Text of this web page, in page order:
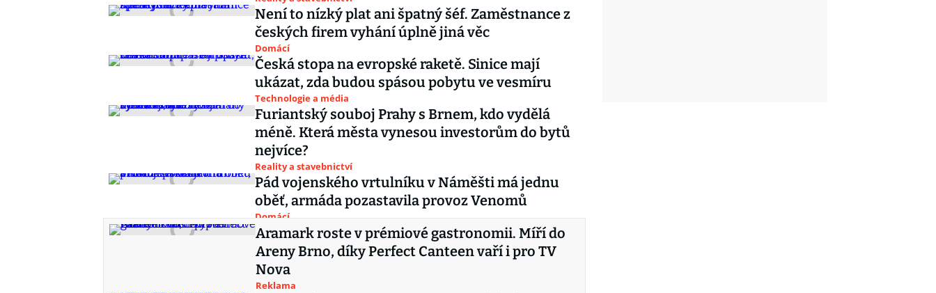
Není to nízký plat ani špatný šéf. Zaměstnance z
českých firem vyhání úplně jiná věc
Domácí
Česká stopa na evropské raketě. Sinice mají
ukázat, zda budou spásou pobytu ve vesmíru
Technologie a média
Furiantský souboj Prahy s Brnem, kdo vydělá
méně. Která města vynesou investorům do bytů
nejvíce?
Reality a stavebnictví
Pád vojenského vrtulníku v Náměšti má jednu
oběť, armáda pozastavila provoz Venomů
Domácí
Aramark roste v prémiové gastronomii. Míří do
Areny Brno, díky Perfect Canteen vaří i pro TV
Nova
Reklama